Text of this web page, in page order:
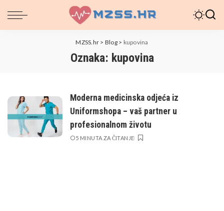
MZSS.hr > Blog> kupovina
Oznaka: kupovina
Moderna medicinska odjeća iz
Uniformshopa – vaš partner u
profesionalnom životu
5 MINUTA ZA ČITANJE